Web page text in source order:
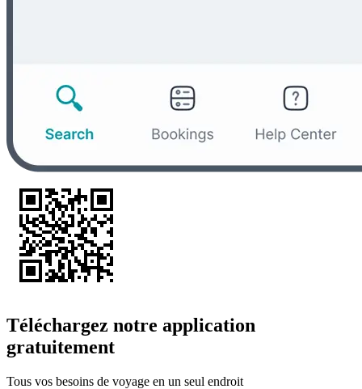
Téléchargez notre application
gratuitement
Tous vos besoins de voyage en un seul endroit